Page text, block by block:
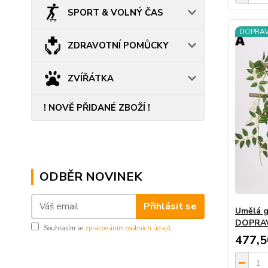
SPORT & VOLNÝ ČAS
ZDRAVOTNÍ POMŮCKY
ZVÍŘÁTKA
! NOVĚ PŘIDANÉ ZBOŽÍ !
ODBĚR NOVINEK
Přihlásit se
Souhlasím se zpracováním osobních údajů.
Umělá